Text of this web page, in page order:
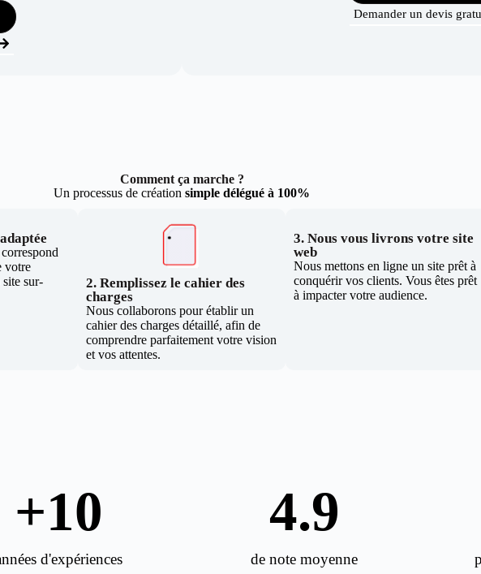
Demander un devis
Comment ça marche ?
Un processus de création simple délégué à 100%
votre
sur-
2. Remplissez le cahier des
charges
Nous collaborons pour établir un
cahier des charges détaillé, afin de
comprendre parfaitement votre vision
et vos attentes.
3. Nous vous livrons votre site
web
Nous mettons en ligne un site prêt à
conquérir vos clients. Vous êtes prêt
à impacter votre audience.
d'expériences
+10
de note moyenne
4.9